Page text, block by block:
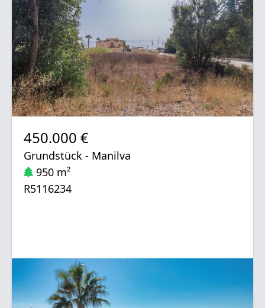
450.000 €
Grundstück - Manilva
950 m²
R5116234